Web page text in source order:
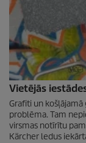
Vietējās
Grafiti un
problēma. Tam
virsmas notīrītu
Kärcher ledus